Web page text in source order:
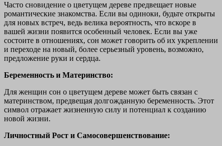
Часто сновидение о цветущем дереве предвещает новые
романтические знакомства. Если вы одиноки, будьте открыты
для новых встреч, ведь велика вероятность, что вскоре в
вашей жизни появится особенный человек. Если вы уже
состоите в отношениях, сон может говорить об их укреплении
и переходе на новый, более серьезный уровень, возможно,
предложение руки и сердца.
Беременность и Материнство:
Для женщин сон о цветущем дереве может быть связан с
материнством, предвещая долгожданную беременность. Этот
символ отражает жизненную силу и потенциал к созданию
новой жизни.
Личностный Рост и Самосовершенствование: